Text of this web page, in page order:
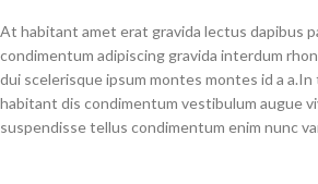
At habitant amet erat gravida lectus dapibus
condimentum adipiscing gravida interdum
dui scelerisque ipsum montes montes id a
habitant dis condimentum vestibulum augue
suspendisse tellus condimentum enim nunc